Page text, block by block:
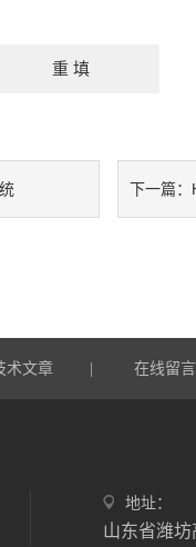
下一篇：
术文章 在线留言
地址：